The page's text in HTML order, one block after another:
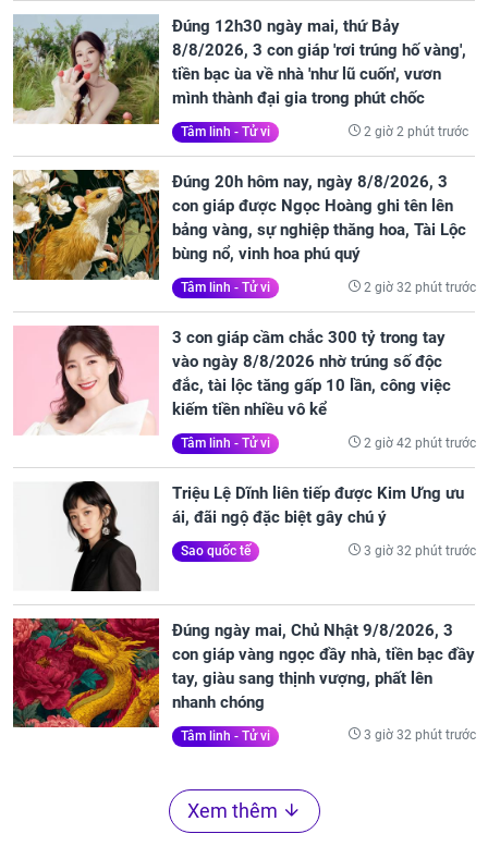
Đúng 12h30 ngày mai, thứ Bảy
8/8/2026, 3 con giáp 'rơi trúng hố vàng',
tiền bạc ùa về nhà 'như lũ cuốn', vươn
mình thành đại gia trong phút chốc
Tâm linh - Tử vi 2 giờ 2 phút trước
Đúng 20h hôm nay, ngày 8/8/2026, 3
con giáp được Ngọc Hoàng ghi tên lên
bảng vàng, sự nghiệp thăng hoa, Tài Lộc
bùng nổ, vinh hoa phú quý
Tâm linh - Tử vi 2 giờ 32 phút trước
3 con giáp cầm chắc 300 tỷ trong tay
vào ngày 8/8/2026 nhờ trúng số độc
đắc, tài lộc tăng gấp 10 lần, công việc
kiếm tiền nhiều vô kể
Tâm linh - Tử vi 2 giờ 42 phút trước
Triệu Lệ Dĩnh liên tiếp được Kim Ưng ưu
ái, đãi ngộ đặc biệt gây chú ý
Sao quốc tế 3 giờ 32 phút trước
Đúng ngày mai, Chủ Nhật 9/8/2026, 3
con giáp vàng ngọc đầy nhà, tiền bạc đầy
tay, giàu sang thịnh vượng, phất lên
nhanh chóng
Tâm linh - Tử vi 3 giờ 32 phút trước
Xem thêm